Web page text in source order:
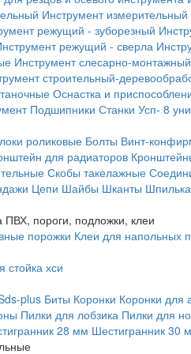
Инструмент
режущий - зуборезный
режущий - сверла
Инструмент слесарно-монтажный
строительный-
Оснастка и
Подшипники Станки Усп- 8
роликовые Болты Винт-
для радиаторов
Скобы такелажные
Цепи Шайбы Шканты
пороги, подложки, клеи
порожки Клеи для напольных
хси
plus Биты Коронки Коронки для
Пилки для лобзика Пилки для
28 мм Шестигранник 30